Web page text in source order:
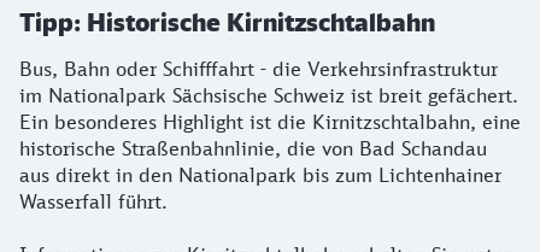
Tipp: Historische Kirnitzschtalbahn
Bus, Bahn oder Schifffahrt - die Verkehrsinfrastruktur
im Nationalpark Sächsische Schweiz ist breit gefächert.
Ein besonderes Highlight ist die Kirnitzschtalbahn, eine
historische Straßenbahnlinie, die von Bad Schandau
aus direkt in den Nationalpark bis zum Lichtenhainer
Wasserfall führt.